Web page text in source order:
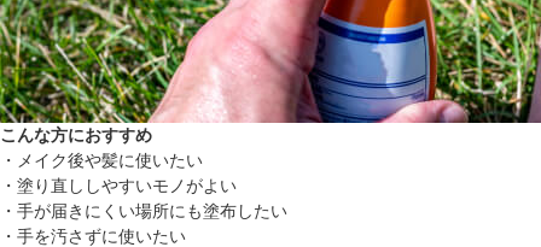
こんな方におすすめ
・メイク後や髪に使いたい
・塗り直ししやすいモノがよい
・手が届きにくい場所にも塗布したい
・手を汚さずに使いたい